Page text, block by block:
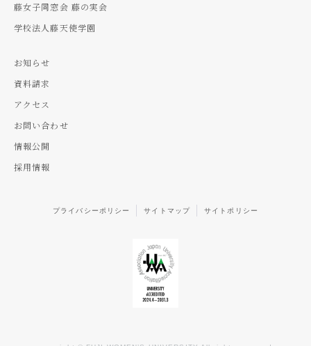
藤女子同窓会 藤の実会
学校法人藤天使学園
お知らせ
資料請求
アクセス
お問い合わせ
情報公開
採用情報
プライバシーポリシー サイトマップ サイトポリシー